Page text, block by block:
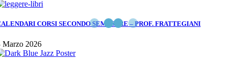
CORSI SECONDO SEMESTRE – PROF. FRATTEGIANI
Marzo 2026